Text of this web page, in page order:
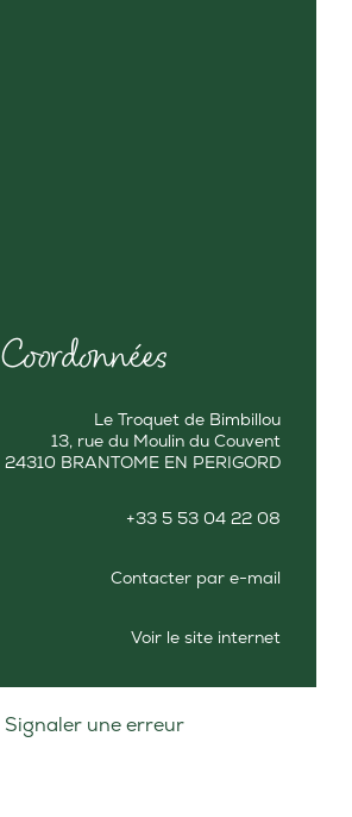
Coordonnées
Le Troquet de Bimbillou
13, rue du Moulin du Couvent
24310 BRANTOME EN PERIGORD
+33 5 53 04 22 08
Contacter par e-mail
Voir le site internet
Signaler une erreur